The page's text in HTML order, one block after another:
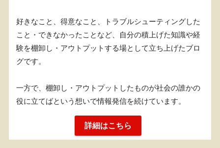
好きなこと、得意なこと、トラブルシューティングした
こと・できなかったことなど、自分の積上げた知識や経
験を棚卸し・アウトプットする場として立ち上げたブロ
グです。
一方で、棚卸し・アウトプットしたものが社会の誰かの
役に立てばという想いで情報発信を続けています。
詳細はこちら